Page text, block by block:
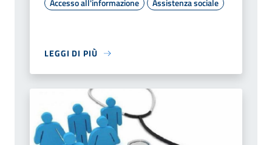
Accesso all'informazione Assistenza sociale
LEGGI DI PIÙ